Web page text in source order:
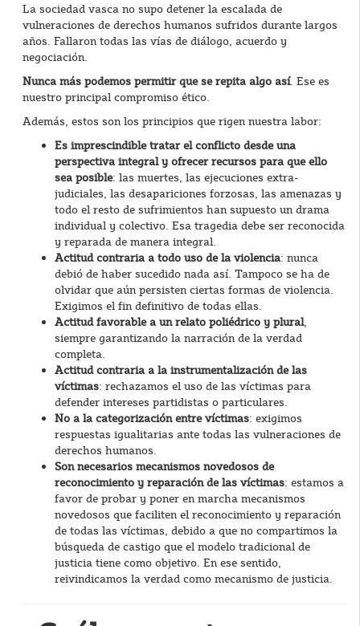
La sociedad vasca no supo detener la escalada de
vulneraciones de derechos humanos sufridos durante largos
años. Fallaron todas las vías de diálogo, acuerdo y
negociación.
Nunca más podemos permitir que se repita algo así. Ese es
nuestro principal compromiso ético.
Además, estos son los principios que rigen nuestra labor:
Es imprescindible tratar el conflicto desde una
perspectiva integral y ofrecer recursos para que ello
sea posible: las muertes, las ejecuciones extra-
judiciales, las desapariciones forzosas, las amenazas y
todo el resto de sufrimientos han supuesto un drama
individual y colectivo. Esa tragedia debe ser reconocida
y reparada de manera integral.
Actitud contraria a todo uso de la violencia: nunca
debió de haber sucedido nada así. Tampoco se ha de
olvidar que aún persisten ciertas formas de violencia.
Exigimos el fin definitivo de todas ellas.
Actitud favorable a un relato poliédrico y plural,
siempre garantizando la narración de la verdad
completa.
Actitud contraria a la instrumentalización de las
víctimas: rechazamos el uso de las víctimas para
defender intereses partidistas o particulares.
No a la categorización entre víctimas: exigimos
respuestas igualitarias ante todas las vulneraciones de
derechos humanos.
Son necesarios mecanismos novedosos de
reconocimiento y reparación de las víctimas: estamos a
favor de probar y poner en marcha mecanismos
novedosos que faciliten el reconocimiento y reparación
de todas las víctimas, debido a que no compartimos la
búsqueda de castigo que el modelo tradicional de
justicia tiene como objetivo. En ese sentido,
reivindicamos la verdad como mecanismo de justicia.